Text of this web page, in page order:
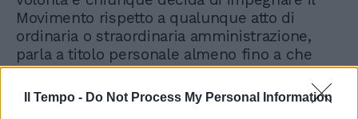
Il Tempo - Do Not Process My Personal Information
Movimento rispetto a qualunque atto di
ordinaria o straordinaria amministrazione,
parla a titolo personale almeno fino a che
non sarà eletta, con le modalità previste in
Statuto».